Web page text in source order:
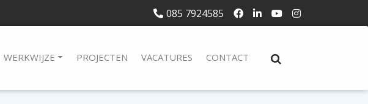
085 7924585
WERKWIJZE PROJECTEN VACATURES CONTACT